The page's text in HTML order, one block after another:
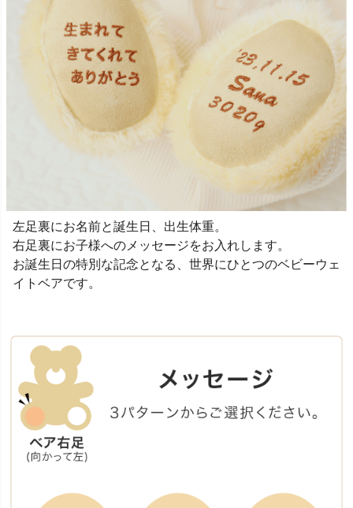
左足裏にお名前と誕生日、出生体重。
右足裏にお子様へのメッセージをお入れします。
お誕生日の特別な記念となる、世界にひとつのベビーウェ
イトベアです。